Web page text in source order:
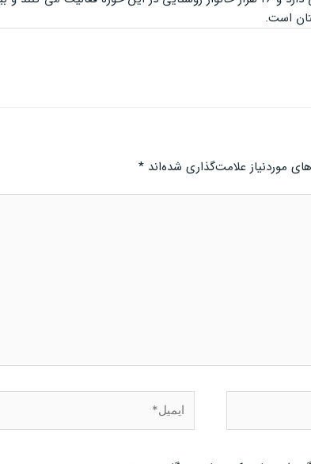
است.
موردنیاز علامت‌گذاری شده‌اند *
ایمیل*